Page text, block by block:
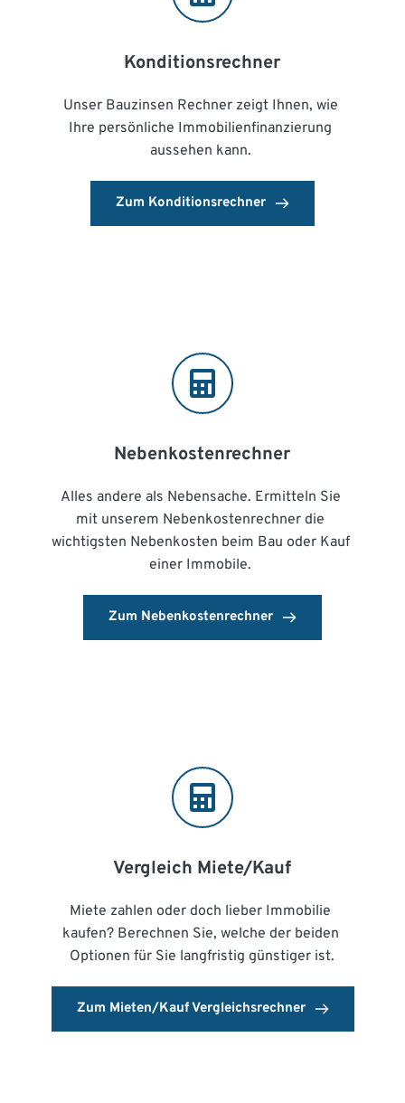
Konditionsrechner
Unser Bauzinsen Rechner zeigt Ihnen, wie
Ihre persönliche Immobilienfinanzierung
aussehen kann.
Zum Konditionsrechner
Nebenkostenrechner
Alles andere als Nebensache. Ermitteln Sie
mit unserem Nebenkostenrechner die
wichtigsten Nebenkosten beim Bau oder Kauf
einer Immobile.
Zum Nebenkostenrechner
Vergleich Miete/Kauf
Miete zahlen oder doch lieber Immobilie
kaufen? Berechnen Sie, welche der beiden
Optionen für Sie langfristig günstiger ist.
Zum Mieten/Kauf Vergleichsrechner